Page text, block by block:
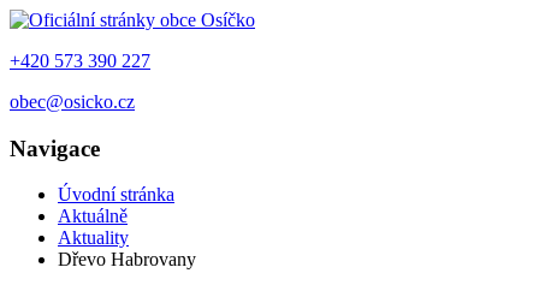
+420 573 390 227
obec@osicko.cz
Navigace
Úvodní stránka
Aktuálně
Aktuality
Dřevo Habrovany